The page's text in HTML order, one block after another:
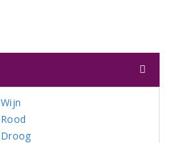
Wijn
Rood
Droog